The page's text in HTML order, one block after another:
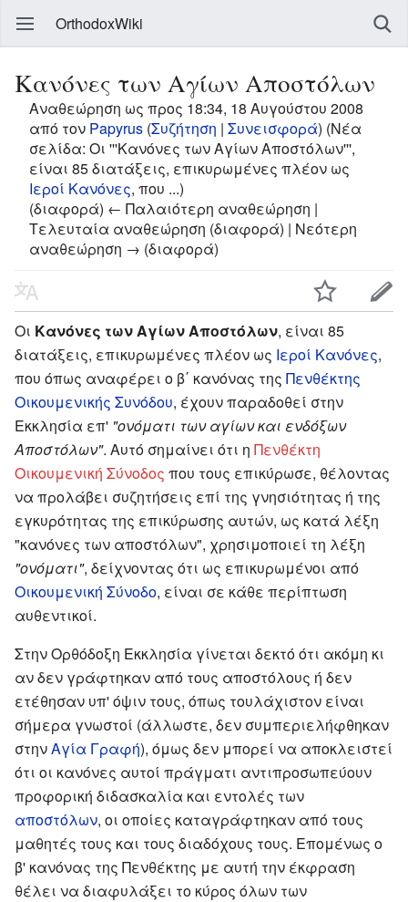
OrthodoxWiki
Κανόνες των Αγίων Αποστόλων
Αναθεώρηση ως προς 18:34, 18 Αυγούστου 2008
από τον Papyrus (Συζήτηση | Συνεισφορά) (Νέα
σελίδα: Οι '''Κανόνες των Αγίων Αποστόλων''',
είναι 85 διατάξεις, επικυρωμένες πλέον ως
Ιεροί Κανόνες, που ...)
(διαφορά) ← Παλαιότερη αναθεώρηση |
Τελευταία αναθεώρηση (διαφορά) | Νεότερη
αναθεώρηση → (διαφορά)
Οι Κανόνες των Αγίων Αποστόλων, είναι 85
διατάξεις, επικυρωμένες πλέον ως Ιεροί Κανόνες,
που όπως αναφέρει ο β΄ κανόνας της Πενθέκτης
Οικουμενικής Συνόδου, έχουν παραδοθεί στην
Εκκλησία επ' "ονόματι των αγίων και ενδόξων
Αποστόλων". Αυτό σημαίνει ότι η Πενθέκτη
Οικουμενική Σύνοδος που τους επικύρωσε, θέλοντας
να προλάβει συζητήσεις επί της γνησιότητας ή της
εγκυρότητας της επικύρωσης αυτών, ως κατά λέξη
"κανόνες των αποστόλων", χρησιμοποιεί τη λέξη
"ονόματι", δείχνοντας ότι ως επικυρωμένοι από
Οικουμενική Σύνοδο, είναι σε κάθε περίπτωση
αυθεντικοί.
Στην Ορθόδοξη Εκκλησία γίνεται δεκτό ότι ακόμη κι
αν δεν γράφτηκαν από τους αποστόλους ή δεν
ετέθησαν υπ' όψιν τους, όπως τουλάχιστον είναι
σήμερα γνωστοί (άλλωστε, δεν συμπεριελήφθηκαν
στηνΑγία Γραφή), όμως δεν μπορεί να αποκλειστεί
ότι οι κανόνες αυτοί πράγματι αντιπροσωπεύουν
προφορική διδασκαλία και εντολές των
αποστόλων, οι οποίες καταγράφτηκαν από τους
μαθητές τους και τους διαδόχους τους. Επομένως ο
β' κανόνας της Πενθέκτης με αυτή την έκφραση
θέλει να διαφυλάξει το κύρος όλων των